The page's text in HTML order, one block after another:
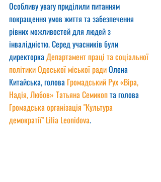
Особливу увагу приділили питанням
покращення умов життя та забезпечення
рівних можливостей для людей з
інвалідністю. Серед учасників були
директорка Департамент праці та соціальної
політики Одеської міської ради Олена
Китайська, голова Громадський Рух «Віра,
Надія, Любов» Татьяна Семикоп та голова
Громадська організація "Культура
демократії" Lilia Leonidova.